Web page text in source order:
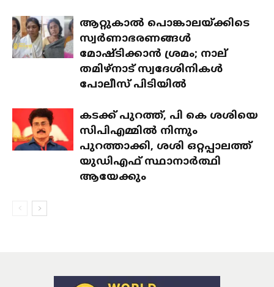
ആറ്റുകാൽ പൊങ്കാലയ്ക്കിടെ
സ്വർണാഭരണങ്ങൾ
മോഷ്ടിക്കാൻ ശ്രമം; നാല്
തമിഴ്‌നാട് സ്വദേശിനികൾ
പോലീസ് പിടിയിൽ
കടക്ക് പുറത്ത്, പി കെ ശശിയെ
സിപിഎമ്മിൽ നിന്നും
പുറത്താക്കി, ശശി ഒറ്റപ്പാലത്ത്
യുഡിഎഫ് സ്ഥാനാർത്ഥി
ആയേക്കും